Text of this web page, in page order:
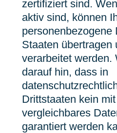
zertifiziert sind.
aktiv sind, können
personenbezogene
Staaten übertragen
verarbeitet werden.
darauf hin, dass in
Drittstaaten kein
vergleichbares
garantiert werden